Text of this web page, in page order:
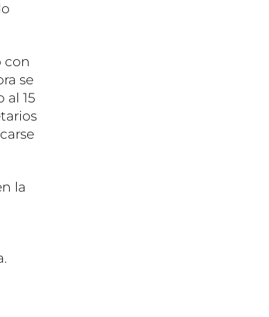
con
se
al 15
la